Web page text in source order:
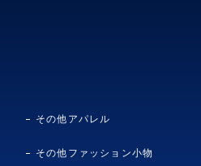
その他アパレル
その他ファッション小物